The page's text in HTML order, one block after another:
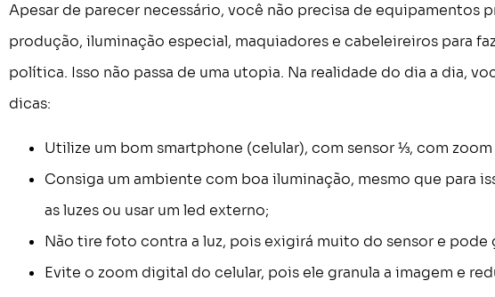
Apesar de parecer necessário, você não precisa de equipamentos
produção, iluminação especial, maquiadores e cabeleireiros para
política. Isso não passa de uma utopia. Na realidade do dia a dia,
dicas:
Utilize um bom smartphone (celular), com sensor ⅓, com
Consiga um ambiente com boa iluminação, mesmo que para
as luzes ou usar um led externo;
Não tire foto contra a luz, pois exigirá muito do sensor e pode
Evite o zoom digital do celular, pois ele granula a imagem e